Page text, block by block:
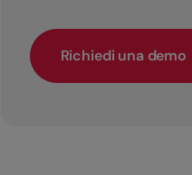
Richiedi una demo